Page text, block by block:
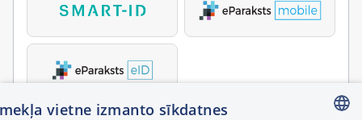
vietne izmanto sīkdatnes